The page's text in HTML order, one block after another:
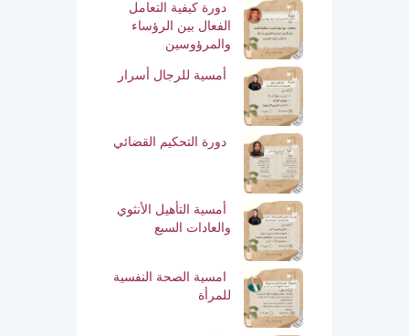
دورة كيفية التعامل
الفعال بين الرؤساء
والمرؤوسين
أمسية للرجال أسرار
دورة التحكيم القضائي
أمسية التأهيل الأنثوي
والعادات السبع
امسية الصحة النفسية
للمرأة